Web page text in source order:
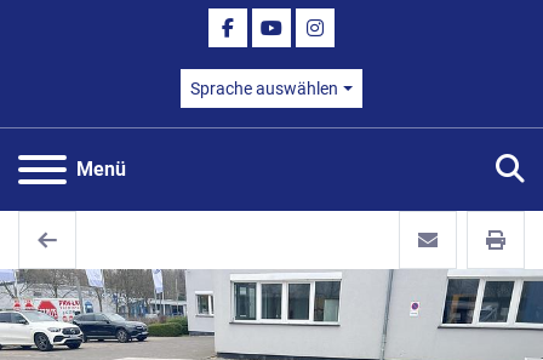
FACEBOOK
YOUTUBEINSTAGRAM
Sprache auswählen
Menü